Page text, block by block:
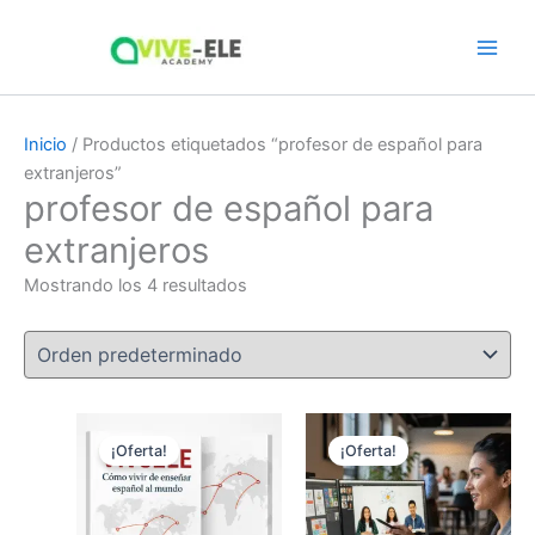
Inicio / Productos etiquetados “profesor de español para
extranjeros”
profesor de español para
extranjeros
Mostrando los 4 resultados
¡Oferta!
precio
original
era:
$99.90.
precio
actual
es:
$29.90.
¡Oferta!
El
precio
original
era:
$699.00.
El
precio
actual
es:
$399.00.